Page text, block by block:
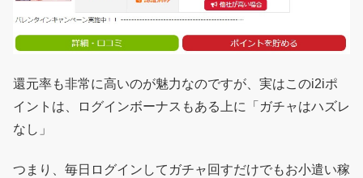
還元率も非常に高いのが魅力なのですが、実はこのi2iポ
イントは、ログインボーナスもある上に「ガチャはハズレ
なし」
つまり、毎日ログインしてガチャ回すだけでもお小遣い稼